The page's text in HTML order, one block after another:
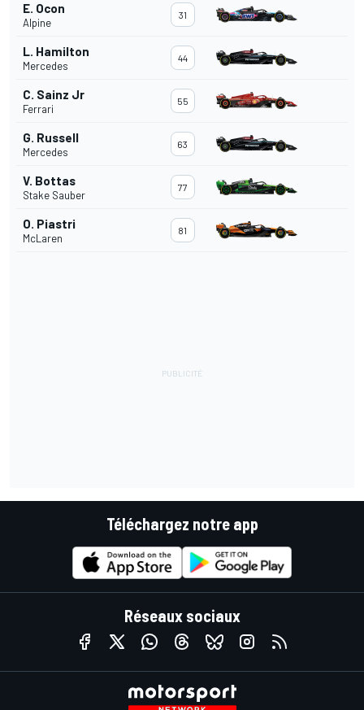
E. Ocon
Alpine
31
L. Hamilton
Mercedes
44
C. Sainz Jr
Ferrari
55
G. Russell
Mercedes
63
V. Bottas
Stake Sauber
77
O. Piastri
McLaren
81
Téléchargez notre app
Réseaux sociaux